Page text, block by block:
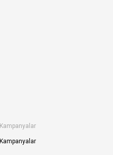
Kampanyalar
Kampanyalar